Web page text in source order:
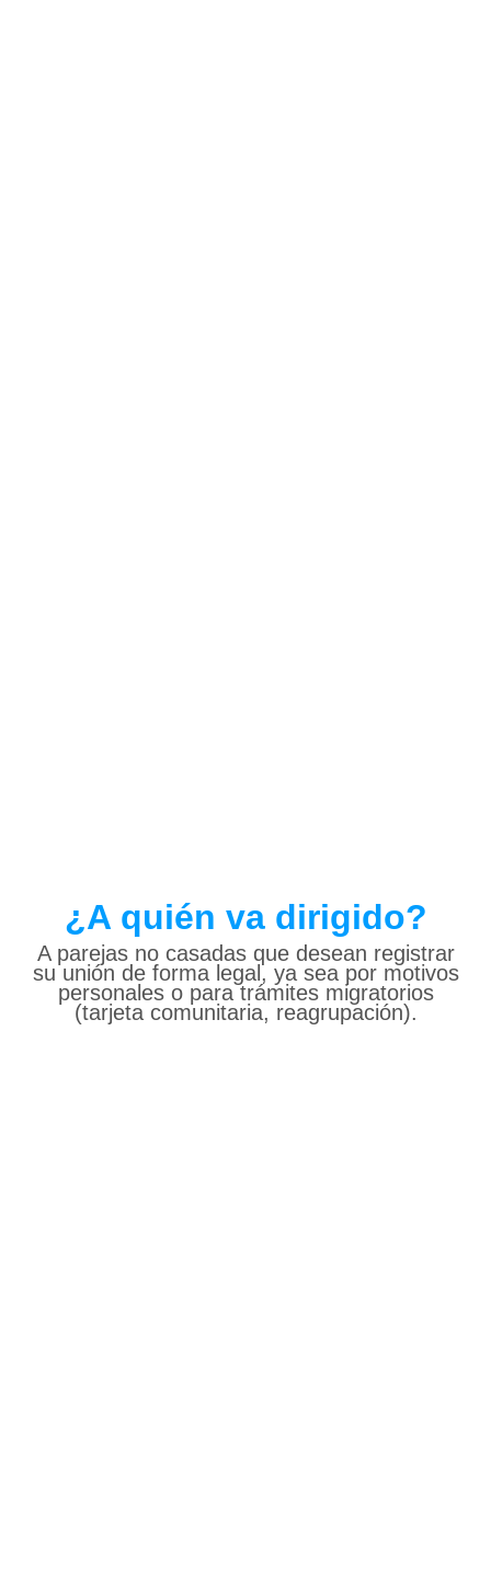
¿A quién va dirigido?
A parejas no casadas que desean registrar
su unión de forma legal, ya sea por motivos
personales o para trámites migratorios
(tarjeta comunitaria, reagrupación).